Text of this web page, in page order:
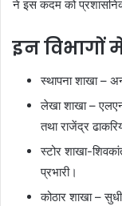
ने इस कदम को प्रशासनिक
इन विभागों
स्थापना शाखा –
लेखा शाखा –
तथा राजेंद्र
स्टोर शाखा-
प्रभारी।
कोठार शाखा –